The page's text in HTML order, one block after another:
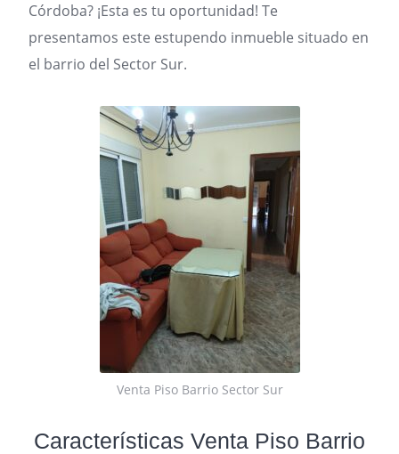
Córdoba? ¡Esta es tu oportunidad! Te
presentamos este estupendo inmueble situado en
el barrio del Sector Sur.
Venta Piso Barrio Sector Sur
Características Venta Piso Barrio